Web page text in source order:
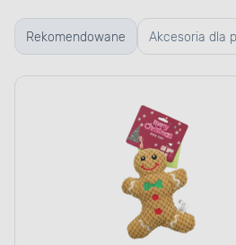
Rekomendowane Akcesoria dla